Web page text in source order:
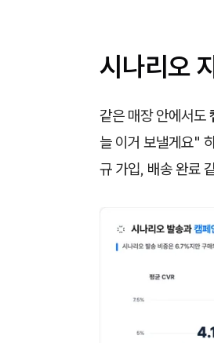
시나리오
같은 매장 안에서도
늘 이거 보낼게요"
규 가입, 배송 완료